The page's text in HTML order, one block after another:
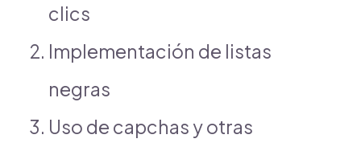
clics
Implementación de listas
negras
Uso de capchas y otras